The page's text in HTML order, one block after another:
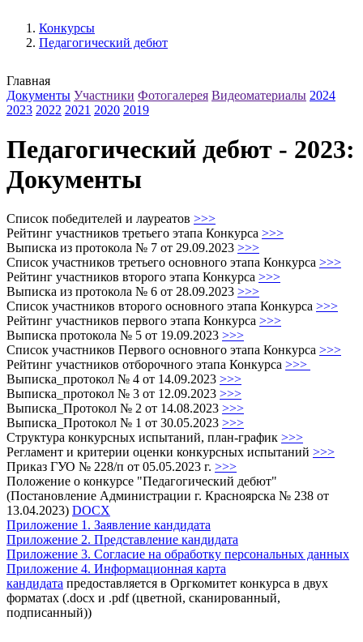
Конкурсы
Педагогический дебют
Главная
Документы Участники Фотогалерея Видеоматериалы 2024
2023 2022 2021 2020 2019
Педагогический дебют - 2023:
Документы
Список победителей и лауреатов >>>
Рейтинг участников третьего этапа Конкурса >>>
Выписка из протокола № 7 от 29.09.2023 >>>
Список участников третьего основного этапа Конкурса >>>
Рейтинг участников второго этапа Конкурса >>>
Выписка из протокола № 6 от 28.09.2023 >>>
Список участников второго основного этапа Конкурса >>>
Рейтинг участников первого этапа Конкурса >>>
Выписка протокола № 5 от 19.09.2023 >>>
Список участников Первого основного этапа Конкурса >>>
Рейтинг участников отборочного этапа Конкурса >>>
Выписка_протокол № 4 от 14.09.2023 >>>
Выписка_протокол № 3 от 12.09.2023 >>>
Выписка_Протокол № 2 от 14.08.2023 >>>
Выписка_Протокол № 1 от 30.05.2023 >>>
Структура конкурсных испытаний, план-график >>>
Регламент и критерии оценки конкурсных испытаний >>>
Приказ ГУО № 228/п от 05.05.2023 г. >>>
Положение о конкурсе "Педагогический дебют"
(Постановление Администрации г. Красноярска № 238 от
13.04.2023) DOCX
Приложение 1. Заявление кандидата
Приложение 2. Представление кандидата
Приложение 3. Согласие на обработку персональных данных
Приложение 4. Информационная карта
кандидата предоставляется в Оргкомитет конкурса в двух
форматах (.docx и .pdf (цветной, сканированный,
подписанный))